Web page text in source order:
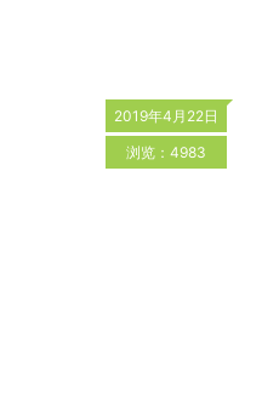
2019年4月22日
浏览：4983